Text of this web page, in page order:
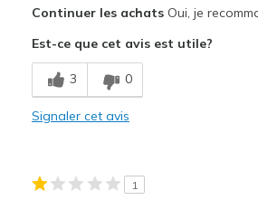
Breathe Well
Comfortable
Continuer les achatsOui, je
Est-ce que cet avis est utile?
3 0
Signaler cet avis
1